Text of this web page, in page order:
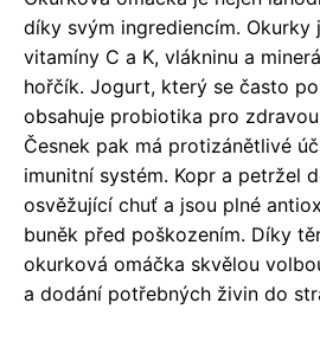
díky svým ingrediencím. Okurky
vitamíny C a K, vlákninu a
hořčík. Jogurt, který se často
obsahuje probiotika pro
Česnek pak má protizánětlivé
imunitní systém. Kopr a petržel
osvěžující chuť a jsou plné
buněk před poškozením. Díky
okurková omáčka skvělou
a dodání potřebných živin do